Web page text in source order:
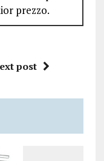
prezzo.
post